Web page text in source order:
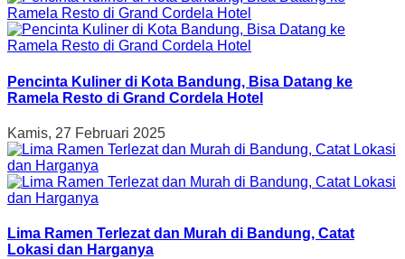
Pencinta Kuliner di Kota Bandung, Bisa Datang ke
Ramela Resto di Grand Cordela Hotel
Kamis, 27 Februari 2025
Lima Ramen Terlezat dan Murah di Bandung, Catat
Lokasi dan Harganya